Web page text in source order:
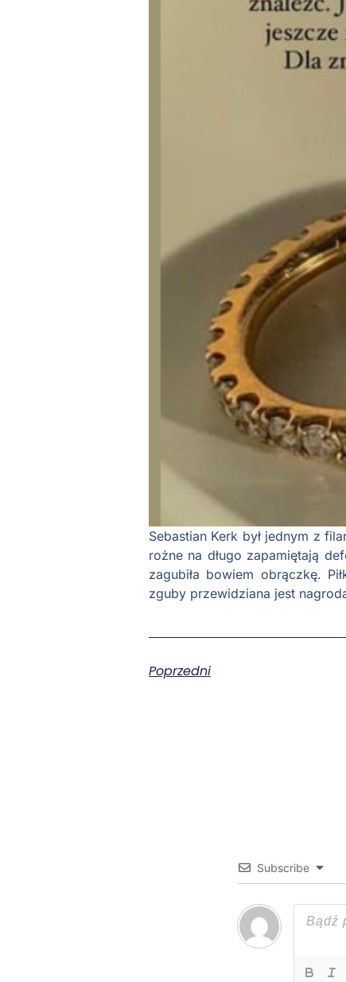
Sebastian Kerk był jednym z
rożne na długo zapamiętają
zagubiła bowiem obrączkę.
zguby przewidziana jest
Poprzedni
Subscribe